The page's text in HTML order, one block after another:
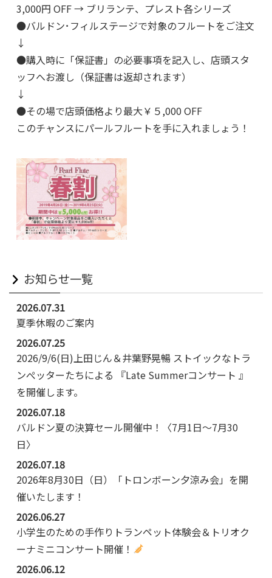
3,000円 OFF → ブリランテ、プレスト各シリーズ
●バルドン･フィルステージで対象のフルートをご注文
↓
●購入時に「保証書」の必要事項を記入し、店頭スタ
ッフへお渡し（保証書は返却されます）
↓
●その場で店頭価格より最大￥５,000 OFF
このチャンスにパールフルートを手に入れましょう！
お知らせ一覧
2026.07.31
夏季休暇のご案内
2026.07.25
2026/9/6(日)上田じん＆井葉野晃暢 ストイックなトラ
ンぺッターたちによる 『Late Summerコンサート 』
を開催します。
2026.07.18
バルドン夏の決算セール開催中！〈7月1日～7月30
日〉
2026.07.18
2026年8月30日（日）「トロンボーン夕涼み会」を開
催いたします！
2026.06.27
小学生のための手作りトランペット体験会＆トリオク
ーナミニコンサート開催！
2026.06.12